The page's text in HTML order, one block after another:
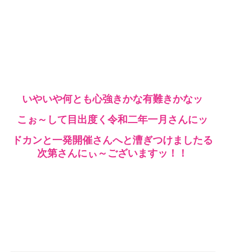
いやいや何とも心強きかな有難きかなッ
こぉ～して目出度く令和二年一月さんにッ
ドカンと一発開催さんへと漕ぎつけましたる
次第さんにぃ～ございますッ！！